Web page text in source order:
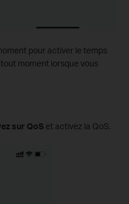
pour activer le temps
tout moment lorsque vous
sur QoS et activez la QoS.